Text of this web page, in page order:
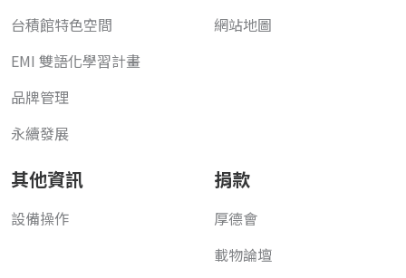
台積館特色空間
EMI 雙語化學習計畫
品牌管理
永續發展
網站地圖
其他資訊
設備操作
捐款
厚德會
載物論壇